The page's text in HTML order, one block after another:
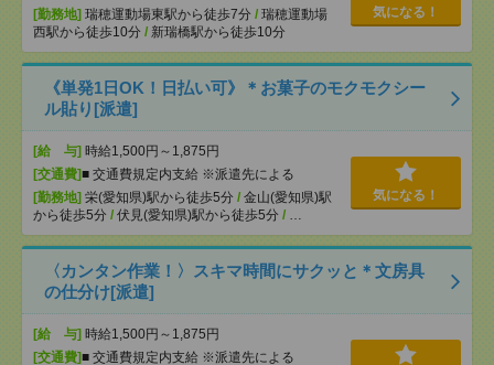
[勤務地] 瑞穂運動場東駅から徒歩7分 / 瑞穂運動場
西駅から徒歩10分 / 新瑞橋駅から徒歩10分
気になる！
《単発1日OK！日払い可》＊お菓子のモクモクシー
ル貼り[派遣]
[給 与] 時給1,500円～1,875円
[交通費]■ 交通費規定内支給 ※派遣先による
[勤務地] 栄(愛知県)駅から徒歩5分 / 金山(愛知県)駅
から徒歩5分 / 伏見(愛知県)駅から徒歩5分 / …
気になる！
〈カンタン作業！〉スキマ時間にサクッと＊文房具
の仕分け[派遣]
[給 与] 時給1,500円～1,875円
[交通費]■ 交通費規定内支給 ※派遣先による